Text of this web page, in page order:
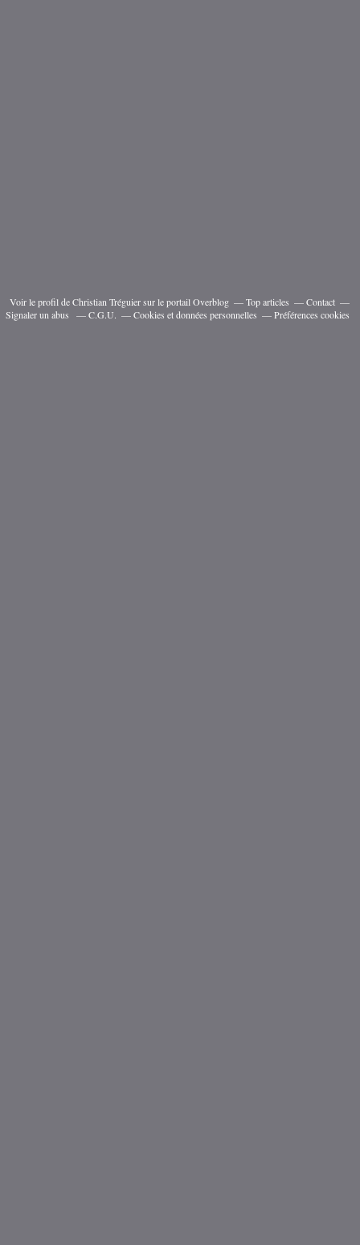
Voir le profil deChristian Tréguiersur le portail Overblog Top articles
Contact
Signaler un abus
C.G.U. Cookies et données personnelles Préférences cookies